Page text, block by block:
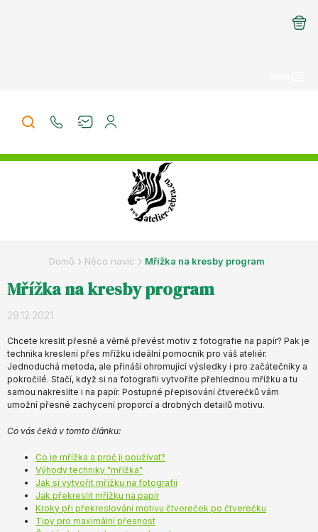
Domů Něco navíc Mřížka na kresby program
Mřížka na kresby program
29.12.2021
Chcete kreslit přesně a věrně převést motiv z fotografie na papír? Pak je
technika kreslení přes mřížku ideální pomocník pro váš ateliér.
Jednoduchá metoda, ale přináší ohromující výsledky i pro začátečníky a
pokročilé. Stačí, když si na fotografii vytvoříte přehlednou mřížku a tu
samou nakreslíte i na papír. Postupné přepisování čtverečků vám
umožní přesné zachycení proporcí a drobných detailů motivu.
Co vás čeká v tomto článku:
Co je mřížka a proč ji používat?
Výhody techniky "mřížka"
Jak si vytvořit mřížku na fotografii
Jak překreslit mřížku na papír
Kroky při překreslování motivu čtvereček po čtverečku
Tipy pro maximální přesnost